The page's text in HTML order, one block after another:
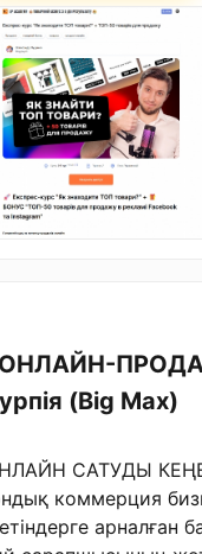
(Big Max)
САТУДЫ
коммерция
арналған